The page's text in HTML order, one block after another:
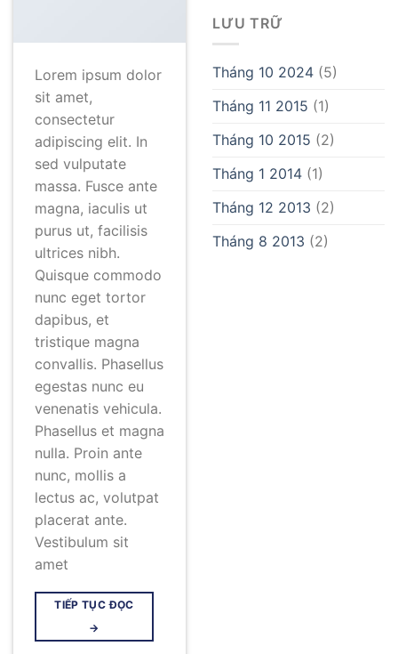
Lorem ipsum dolor
sit amet,
consectetur
adipiscing elit. In
sed vulputate
massa. Fusce ante
magna, iaculis ut
purus ut, facilisis
ultrices nibh.
Quisque commodo
nunc eget tortor
dapibus, et
tristique magna
convallis. Phasellus
egestas nunc eu
venenatis vehicula.
Phasellus et magna
nulla. Proin ante
nunc, mollis a
lectus ac, volutpat
placerat ante.
Vestibulum sit
amet
TIẾP TỤC ĐỌC
→
LƯU TRỮ
Tháng 10 2024 (5)
Tháng 11 2015 (1)
Tháng 10 2015 (2)
Tháng 1 2014 (1)
Tháng 12 2013 (2)
Tháng 8 2013 (2)